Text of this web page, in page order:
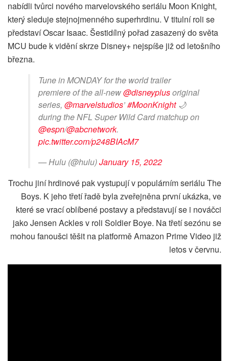
nabídli tvůrci nového marvelovského seriálu Moon Knight,
který sleduje stejnojmenného superhrdinu. V titulní roli se
představí Oscar Isaac. Šestidílný pořad zasazený do světa
MCU bude k vidění skrze Disney+ nejspíše již od letošního
března.
Tune in MONDAY for the world trailer
premiere of the all-new@disneyplusoriginal
series, @marvelstudios’#MoonKnight🌙
during the NFL Super Wild Card matchup on
@espn/@abcnetwork.
pic.twitter.com/p248BIAcM7
— Hulu (@hulu)January 15, 2022
Trochu jiní hrdinové pak vystupují v populárním seriálu The
Boys. K jeho třetí řadě byla zveřejněna první ukázka, ve
které se vrací oblíbené postavy a představují se i nováčci
jako Jensen Ackles v roli Soldier Boye. Na třetí sezónu se
mohou fanoušci těšit na platformě Amazon Prime Video již
letos v červnu.